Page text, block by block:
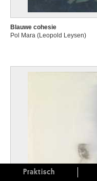
Blauwe cohesie
Pol Mara (Leopold Leysen)
Praktisch